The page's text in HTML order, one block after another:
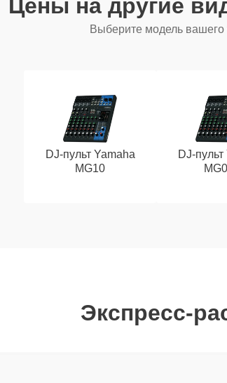
Цены на другие
Выберите модель вашего
DJ-пульт Yamaha
MG10
DJ-
Экспресс-